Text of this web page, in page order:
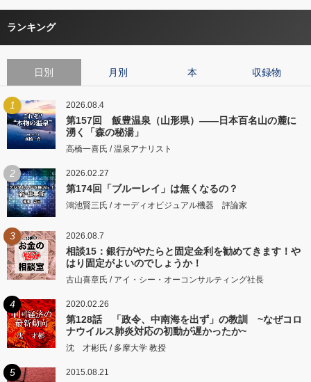
ランキング
日別 月別 本 収録物
1 2026.08.4
第157回 飯豊温泉（山形県）――日本百名山の麓に
湧く「森の秘湯」
高橋一喜氏 / 温泉アナリスト
2 2026.02.27
第174回「ブルーレイ」は無くなるの？
鴻池賢三氏 / オーディオビジュアル機器 評論家
3 2026.08.7
相談15：銀行がやたらと固定金利を勧めてきます！や
はり固定がよいのでしょうか！
古山喜章氏 / アイ・シー・オーコンサルティング社長
4 2020.02.26
第128話 「政令、中南海を出ず」の教訓 ~なぜコロ
ナウイルス肺炎対応の初動が遅かったか~
沈 才彬氏 / 多摩大学 教授
5 2015.08.21